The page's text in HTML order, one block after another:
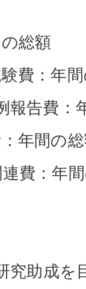
総額
費：年
報告費：
年間の
費：年
究助成を